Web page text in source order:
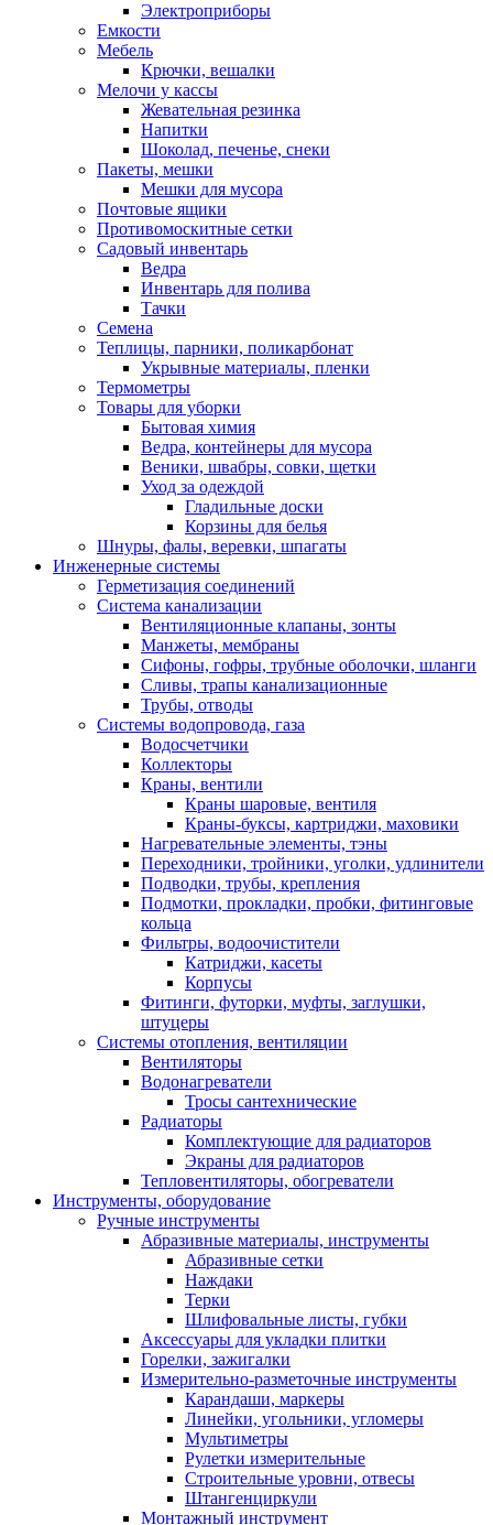
Электроприборы
Емкости
Мебель
Крючки, вешалки
Мелочи у кассы
Жевательная резинка
Напитки
Шоколад, печенье, снеки
Пакеты, мешки
Мешки для мусора
Почтовые ящики
Противомоскитные сетки
Садовый инвентарь
Ведра
Инвентарь для полива
Тачки
Семена
Теплицы, парники, поликарбонат
Укрывные материалы, пленки
Термометры
Товары для уборки
Бытовая химия
Ведра, контейнеры для мусора
Веники, швабры, совки, щетки
Уход за одеждой
Гладильные доски
Корзины для белья
Шнуры, фалы, веревки, шпагаты
Инженерные системы
Герметизация соединений
Система канализации
Вентиляционные клапаны, зонты
Манжеты, мембраны
Сифоны, гофры, трубные оболочки, шланги
Сливы, трапы канализационные
Трубы, отводы
Системы водопровода, газа
Водосчетчики
Коллекторы
Краны, вентили
Краны шаровые, вентиля
Краны-буксы, картриджи, маховики
Нагревательные элементы, тэны
Переходники, тройники, уголки, удлинители
Подводки, трубы, крепления
Подмотки, прокладки, пробки, фитинговые
кольца
Фильтры, водоочистители
Катриджи, касеты
Корпусы
Фитинги, футорки, муфты, заглушки,
штуцеры
Системы отопления, вентиляции
Вентиляторы
Водонагреватели
Тросы сантехнические
Радиаторы
Комплектующие для радиаторов
Экраны для радиаторов
Тепловентиляторы, обогреватели
Инструменты, оборудование
Ручные инструменты
Абразивные материалы, инструменты
Абразивные сетки
Наждаки
Терки
Шлифовальные листы, губки
Аксессуары для укладки плитки
Горелки, зажигалки
Измерительно-разметочные инструменты
Карандаши, маркеры
Линейки, угольники, угломеры
Мультиметры
Рулетки измерительные
Строительные уровни, отвесы
Штангенциркули
Монтажный инструмент